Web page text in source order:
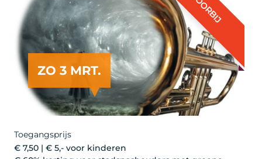
ZO 3 MRT.
VOORBIJ
Toegangsprijs
€ 7,50 | € 5,- voor kinderen